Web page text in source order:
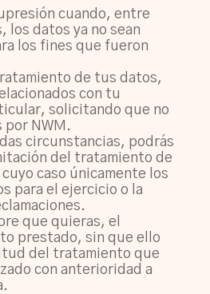
cuando, entre
los datos ya no sean
los fines que fueron
de tus datos,
con tu
solicitando que no
por NWM.
circunstancias, podrás
del tratamiento de
caso únicamente los
para el ejercicio o la
que quieras, el
prestado, sin que ello
del tratamiento que
con anterioridad a